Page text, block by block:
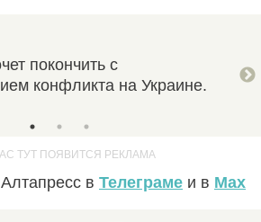
покончить с
конфликта на Украине.
в Телеграме и в Max